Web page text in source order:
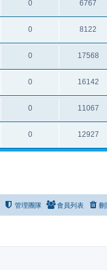
0 6767
0 8122
0 17568
0 16142
0 11067
0 12927
刪
會員列表
管理團隊